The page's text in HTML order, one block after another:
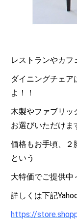
レストランやカ
ダイニングチェア
よ！！
木製やファブリッ
お選びいただけま
価格もお手頃、２
という
大特価でご提供中
詳しくは下記
https://